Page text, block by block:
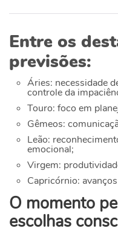
Entre os
previsões:
Áries: necessidade
controle da
Touro: foco em
Gêmeos:
Leão:
emocional;
Virgem:
Capricórnio:
O momento
escolhas